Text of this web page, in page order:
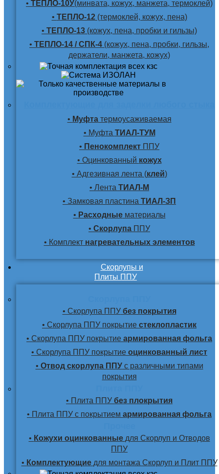
• ТЕПЛО-10У(минвата, кожух, манжета, термоклей)
• ТЕПЛО-12(термоклей, кожух, пена)
• ТЕПЛО-13 (кожух, пена, пробки и гильзы)
• ТЕПЛО-14 / СПК-4 (кожух, пена, пробки, гильзы,
держатели, манжета, кожух)
• Муфтатермоусаживаемая
• Муфта ТИАЛ-ТУМ
• Пенокомплект ППУ
• Оцинкованный кожух
• Адгезивная лента (клей)
• Лента ТИАЛ-М
• Замковая пластина ТИАЛ-ЗП
• Расходныематериалы
• Скорлупа ППУ
• Комплектнагревательных элементов
Скорлупы и
Плиты ППУ
• Скорлупа ППУбез покрытия
• Скорлупа ППУ покрытие стеклопластик
• Скорлупа ППУ покрытие армированная фольга
• Скорлупа ППУ покрытие оцинкованный лист
• Отвод скорлупа ППУс различными типами
покрытия
• Плита ППУ без плокрытия
• Плита ППУ с покрытием армированная фольга
• Кожухи оцинкованные для Скорлуп и Отводов
ППУ
• Комплектующие для монтажа Скорлуп и Плит ППУ